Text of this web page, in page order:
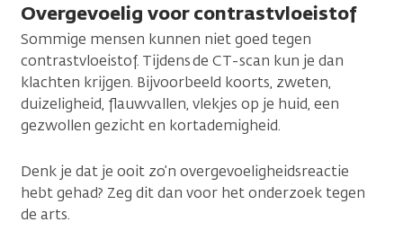
Overgevoelig voor contrastvloeistof
Sommige mensen kunnen niet goed tegen
contrastvloeistof. Tijdens de CT-scan kun je dan
klachten krijgen. Bijvoorbeeld koorts, zweten,
duizeligheid, flauwvallen, vlekjes op je huid, een
gezwollen gezicht en kortademigheid.
Denk je dat je ooit zo’n overgevoeligheidsreactie
hebt gehad? Zeg dit dan voor het onderzoek tegen
de arts.